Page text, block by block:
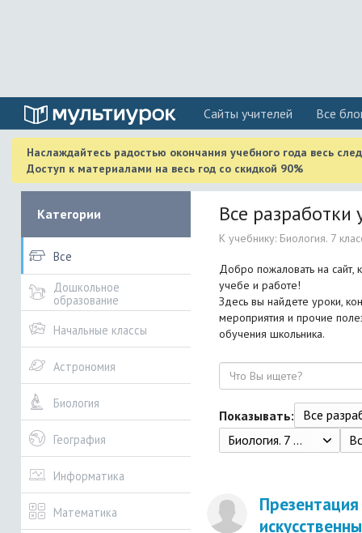
Cайты учителей Все
Наслаждайтесь радостью окончания учебного года весь
Доступ к материалами на весь год со скидкой 90%
Категории
Все
Дошкольное
образование
Начальные классы
Астрономия
Биология
География
Информатика
Математика
Все разработки
К учебнику: Биология. 7
Добро пожаловать на сайт,
учебе и работе!
Здесь вы найдете уроки,
мероприятия и прочие
обучения школьника.
Поиск
Показывать:
Все
Биология. 7 класс. Латюшин В.В., Шапкин В.А., 2012. – 298 с.